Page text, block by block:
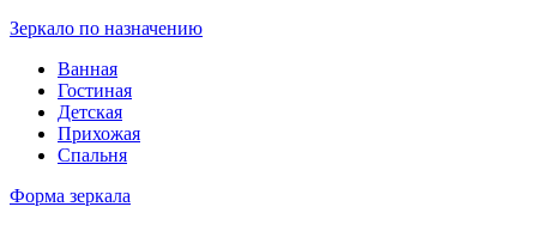
Зеркало по назначению
Ванная
Гостиная
Детская
Прихожая
Спальня
Форма зеркала